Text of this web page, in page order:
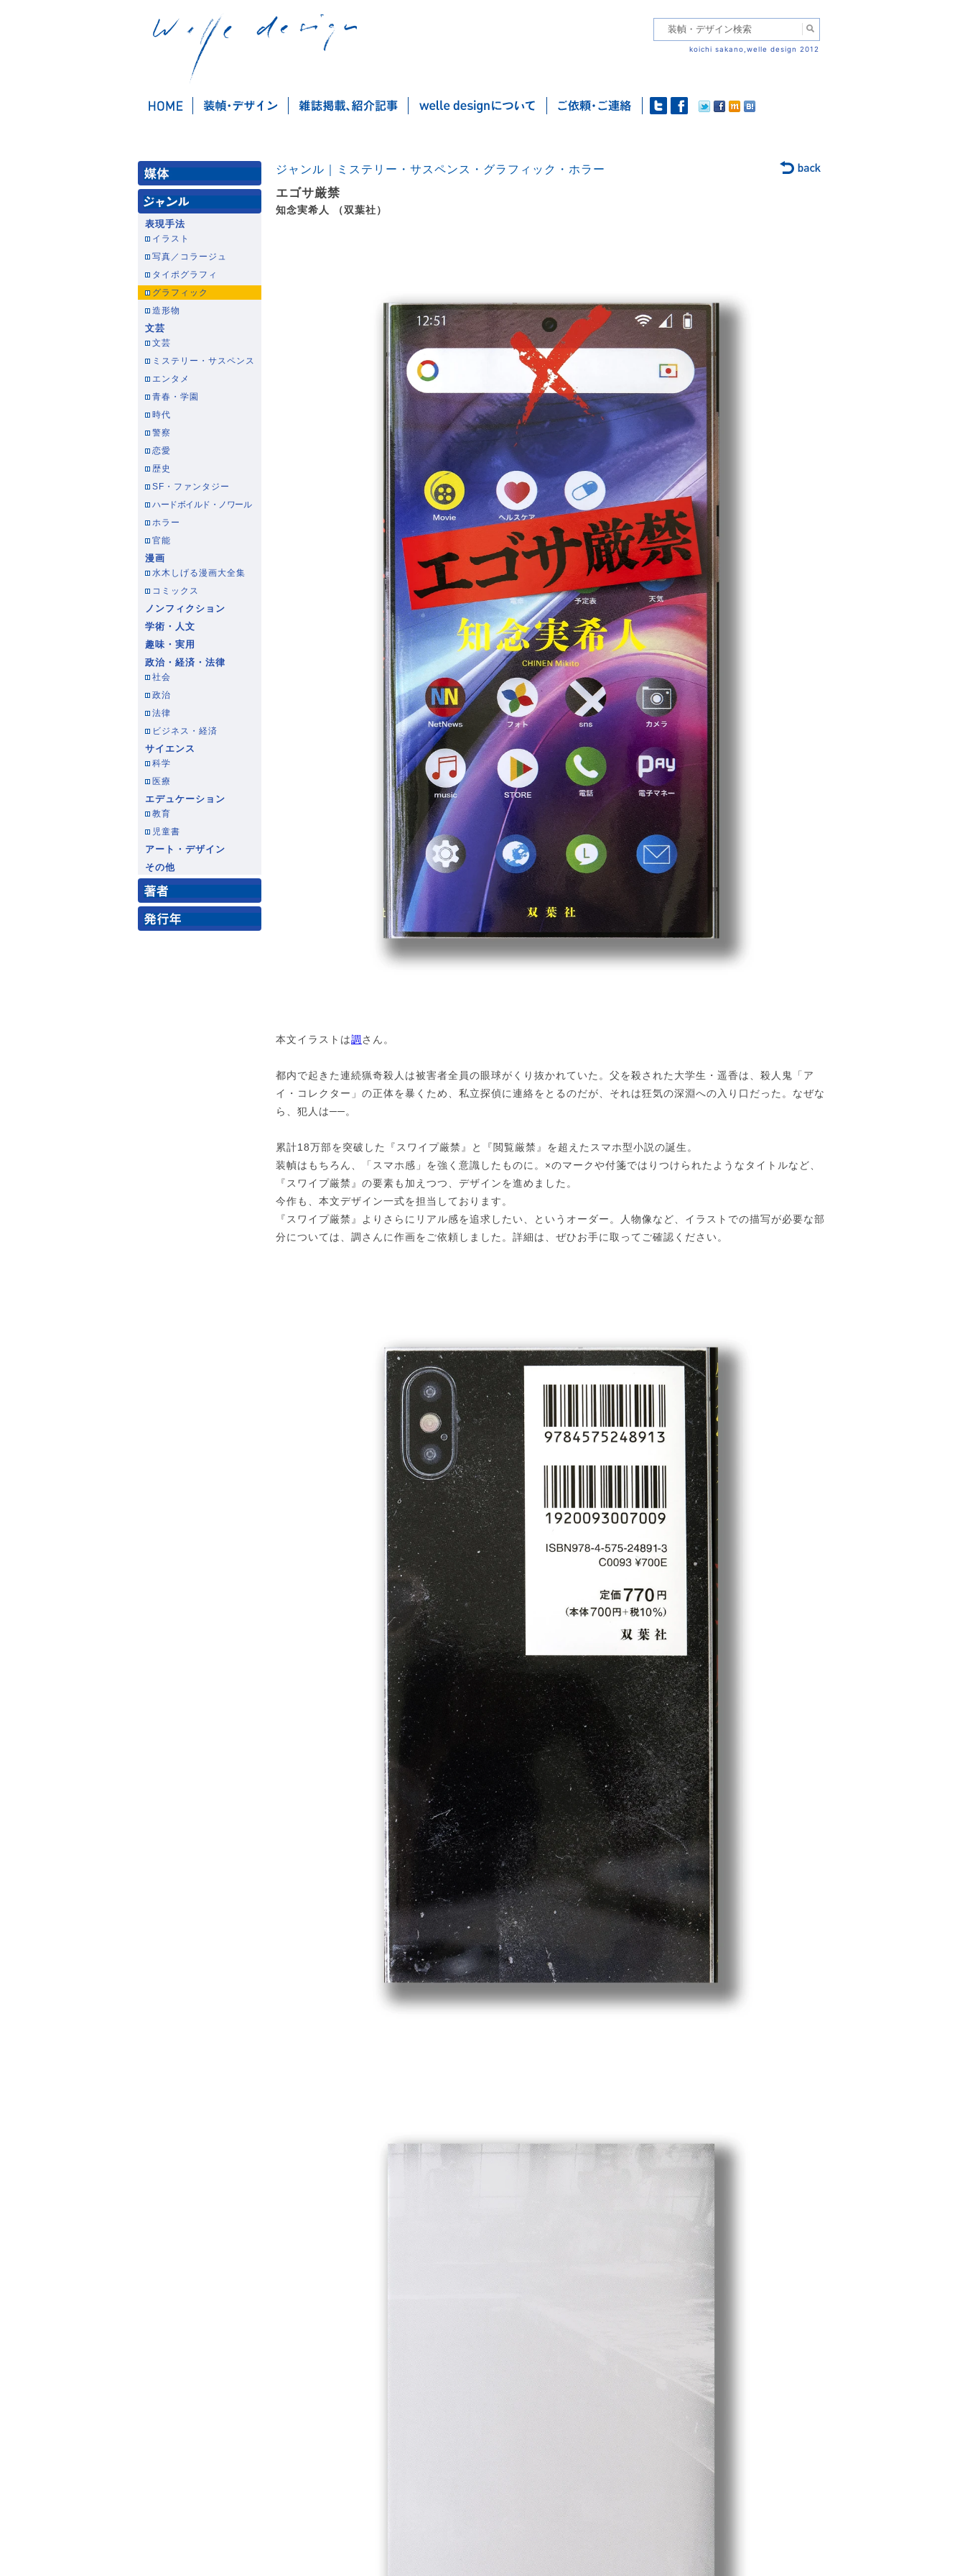
koichi sakano,welle design 2012
表現手法
イラスト
写真／コラージュ
タイポグラフィ
グラフィック
造形物
文芸
文芸
ミステリー・サスペンス
エンタメ
青春・学園
時代
警察
恋愛
歴史
SF・ファンタジー
ハードボイルド・ノワール
ホラー
官能
漫画
水木しげる漫画大全集
コミックス
ノンフィクション
学術・人文
趣味・実用
政治・経済・法律
社会
政治
法律
ビジネス・経済
サイエンス
科学
医療
エデュケーション
教育
児童書
アート・デザイン
その他
ジャンル｜ミステリー・サスペンス・グラフィック・ホラー
エゴサ厳禁
知念実希人 （双葉社）
本文イラストは調 さん。
都内で起きた連続猟奇殺人は被害者全員の眼球がくり抜かれていた。父を殺された大学生・遥香は、殺人鬼「ア
イ・コレクター」の正体を暴くため、私立探偵に連絡をとるのだが、それは狂気の深淵への入り口だった。なぜな
ら、犯人は──。
累計18万部を突破した『スワイプ厳禁』と『閲覧厳禁』を超えたスマホ型小説の誕生。
装幀はもちろん、「スマホ感」を強く意識したものに。×のマークや付箋ではりつけられたようなタイトルなど、
『スワイプ厳禁』の要素も加えつつ、デザインを進めました。
今作も、本文デザイン一式を担当しております。
『スワイプ厳禁』よりさらにリアル感を追求したい、というオーダー。人物像など、イラストでの描写が必要な部
分については、調さんに作画をご依頼しました。詳細は、ぜひお手に取ってご確認ください。